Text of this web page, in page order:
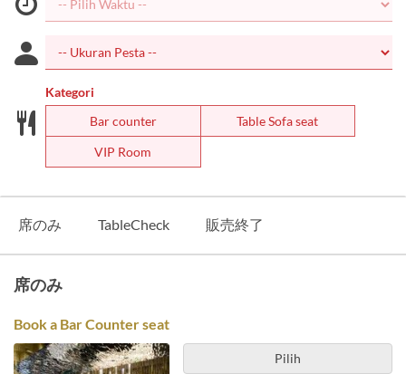
Kategori
Bar counter
Table Sofa seat
VIP Room
席のみ TableCheck 販売終了
席のみ
Book a Bar Counter seat
Pilih